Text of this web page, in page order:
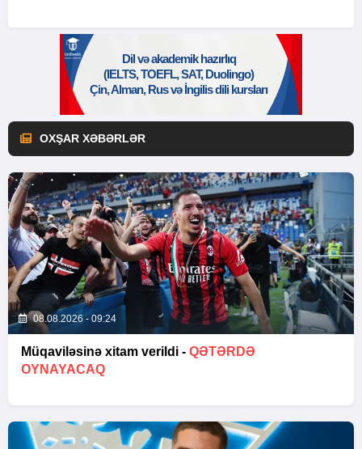
OXŞAR XƏBƏRLƏR
08.08.2026 - 09:24
Müqaviləsinə xitam verildi - QƏTƏRDƏ
OYNAYACAQ